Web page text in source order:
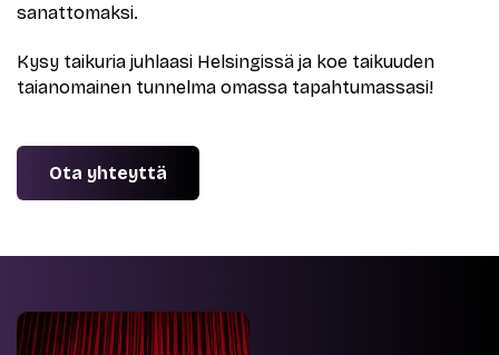
sanattomaksi.
Kysy taikuria juhlaasi Helsingissä ja koe taikuuden
taianomainen tunnelma omassa tapahtumassasi!
Ota yhteyttä